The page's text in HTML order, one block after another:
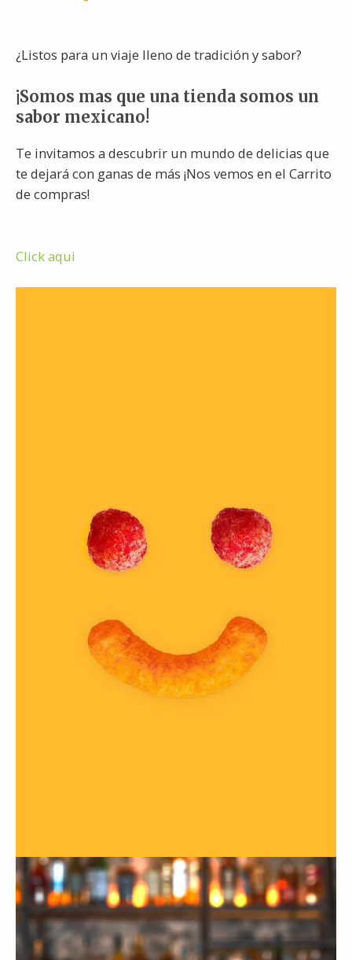
¿Listos para un viaje lleno de tradición y sabor?
¡Somos mas que una tienda somos un
sabor mexicano!
Te invitamos a descubrir un mundo de delicias que
te dejará con ganas de más ¡Nos vemos en el Carrito
de compras!
Click aqui